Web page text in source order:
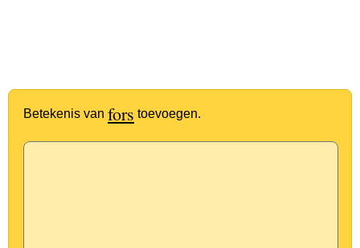
Betekenis van fors toevoegen.